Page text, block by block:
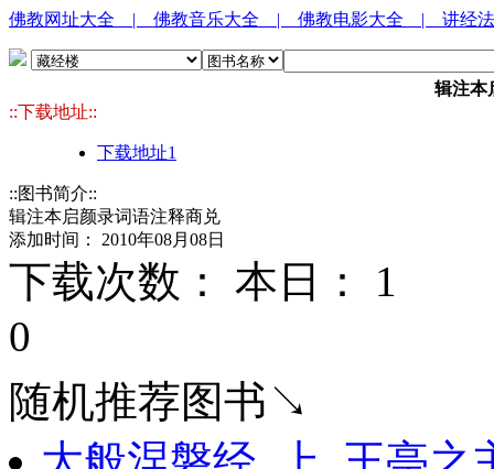
佛教网址大全 | 佛教音乐大全 | 佛教电影大全 | 讲经
辑注本
::下载地址::
下载地址1
::图书简介::
辑注本启颜录词语注释商兑
添加时间： 2010年08月08日
下载次数： 本日： 1
0
随机推荐图书↘